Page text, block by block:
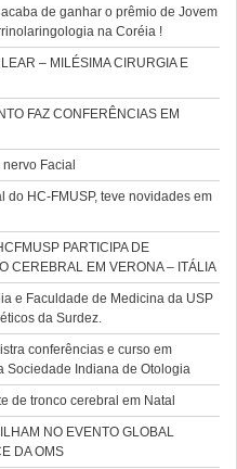
de ganhar o prêmio de Jovem
na Coréia !
– MILÉSIMA CIRURGIA E
FAZ CONFERÊNCIAS EM
Facial
do HC-FMUSP, teve novidades em
PARTICIPA DE
CEREBRAL EM VERONA – ITÁLIA
e Faculdade de Medicina da USP
da Surdez.
conferências e curso em
Sociedade Indiana de Otologia
de tronco cerebral em Natal
NO EVENTO GLOBAL
DA OMS